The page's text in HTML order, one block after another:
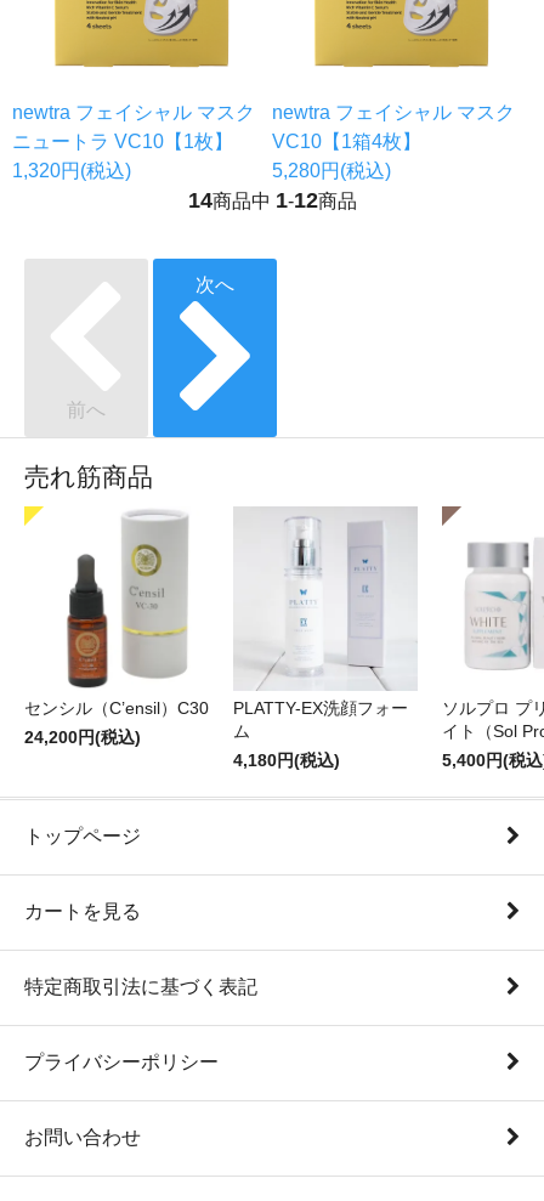
newtra フェイシャル マスク
ニュートラ VC10【1枚】
1,320円(税込)
newtra フェイシャル マスク
VC10【1箱4枚】
5,280円(税込)
14商品中 1-12商品
前へ
次へ
売れ筋商品
センシル（C’ensil）C30
24,200円(税込)
PLATTY-EX洗顔フォー
ム
4,180円(税込)
ソルプロ プ
イト（Sol
5,400円(税
トップページ
カートを見る
特定商取引法に基づく表記
プライバシーポリシー
お問い合わせ